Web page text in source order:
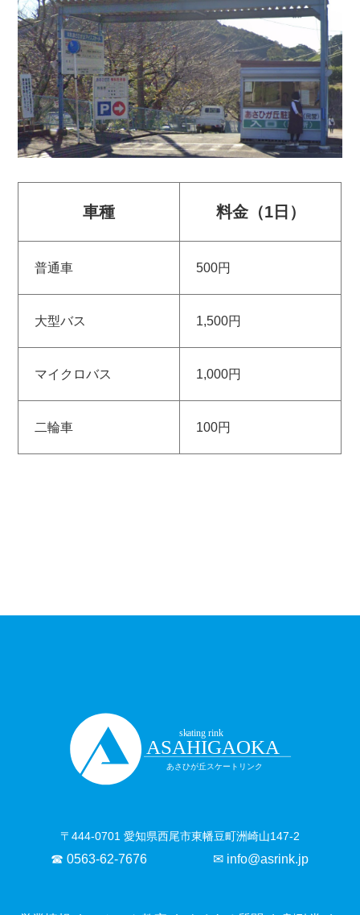
車種 料金（1日）
普通車 500円
大型バス 1,500円
マイクロバス 1,000円
二輪車 100円
〒444-0701 愛知県西尾市東幡豆町洲崎山147-2
☎ 0563-62-7676 ✉ info@asrink.jp